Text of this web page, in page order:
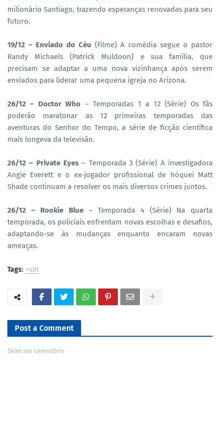
milionário Santiago, trazendo esperanças renovadas para seu
futuro.
19/12 – Enviado do Céu (Filme) A comédia segue o pastor
Randy Michaels (Patrick Muldoon) e sua família, que
precisam se adaptar a uma nova vizinhança após serem
enviados para liderar uma pequena igreja no Arizona.
26/12 – Doctor Who – Temporadas 1 a 12 (Série) Os fãs
poderão maratonar as 12 primeiras temporadas das
aventuras do Senhor do Tempo, a série de ficção científica
mais longeva da televisão.
26/12 – Private Eyes– Temporada 3 (Série) A investigadora
Angie Everett e o ex-jogador profissional de hóquei Matt
Shade continuam a resolver os mais diversos crimes juntos.
26/12 – Rookie Blue – Temporada 4 (Série) Na quarta
temporada, os policiais enfrentam novas escolhas e desafios,
adaptando-se às mudanças enquanto encaram novas
ameaças.
Tags: +sbt
Post a Comment
Deixe seu comentário